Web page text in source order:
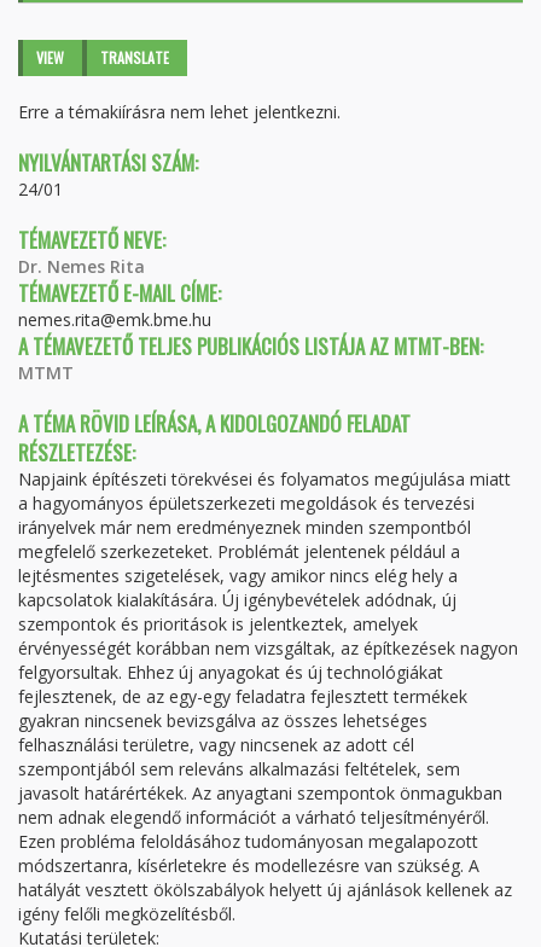
Primary tabs
VIEW (ACTIVETRANSLATE
Erre a témakiírásra nem lehet jelentkezni.
NYILVÁNTARTÁSI SZÁM:
24/01
TÉMAVEZETŐ NEVE:
Dr. Nemes Rita
TÉMAVEZETŐ E-MAIL CÍME:
nemes.rita@emk.bme.hu
A TÉMAVEZETŐ TELJES PUBLIKÁCIÓS LISTÁJA AZ MTMT-BEN:
MTMT
A TÉMA RÖVID LEÍRÁSA, A KIDOLGOZANDÓ FELADAT
RÉSZLETEZÉSE:
Napjaink építészeti törekvései és folyamatos megújulása miatt
a hagyományos épületszerkezeti megoldások és tervezési
irányelvek már nem eredményeznek minden szempontból
megfelelő szerkezeteket. Problémát jelentenek például a
lejtésmentes szigetelések, vagy amikor nincs elég hely a
kapcsolatok kialakítására. Új igénybevételek adódnak, új
szempontok és prioritások is jelentkeztek, amelyek
érvényességét korábban nem vizsgáltak, az építkezések nagyon
felgyorsultak. Ehhez új anyagokat és új technológiákat
fejlesztenek, de az egy-egy feladatra fejlesztett termékek
gyakran nincsenek bevizsgálva az összes lehetséges
felhasználási területre, vagy nincsenek az adott cél
szempontjából sem releváns alkalmazási feltételek, sem
javasolt határértékek. Az anyagtani szempontok önmagukban
nem adnak elegendő információt a várható teljesítményéről.
Ezen probléma feloldásához tudományosan megalapozott
módszertanra, kísérletekre és modellezésre van szükség. A
hatályát vesztett ökölszabályok helyett új ajánlások kellenek az
igény felőli megközelítésből.
Kutatási területek: